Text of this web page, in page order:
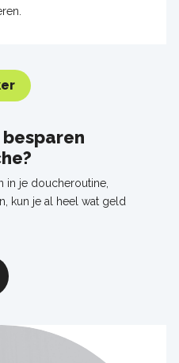
in je doucheroutine,
kun je al heel wat geld